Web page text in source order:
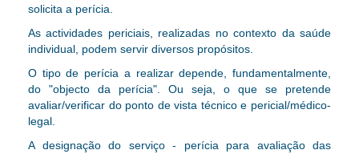
solicita a perícia.
As actividades periciais, realizadas no contexto da saúde
individual, podem servir diversos propósitos.
O tipo de perícia a realizar depende, fundamentalmente,
do "objecto da perícia". Ou seja, o que se pretende
avaliar/verificar do ponto de vista técnico e pericial/médico-
legal.
A designação do serviço - perícia para avaliação das